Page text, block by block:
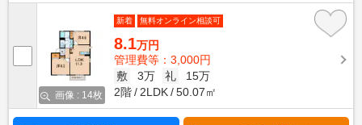
画像 : 14枚
新着 無料オンライン相談可
8.1万円
管理費等：3,000円
敷
3万 礼
15万
2階
2LDK 50.07㎡